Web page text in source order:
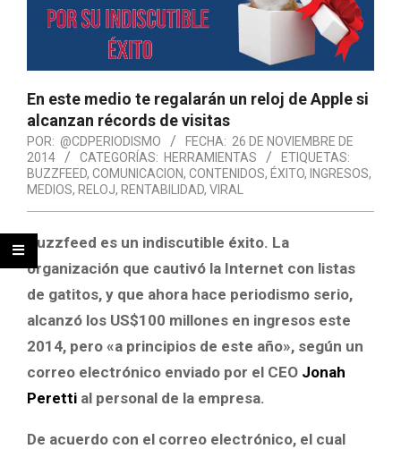
En este medio te regalarán un reloj de Apple si
alcanzan récords de visitas
POR: @CDPERIODISMO FECHA: 26 DE NOVIEMBRE DE
2014
CATEGORÍAS: HERRAMIENTAS
ETIQUETAS:
BUZZFEED, COMUNICACION, CONTENIDOS, ÉXITO, INGRESOS,
MEDIOS, RELOJ, RENTABILIDAD, VIRAL
Buzzfeed es un indiscutible éxito. La
organización que cautivó la Internet con listas
de gatitos, y que ahora hace periodismo serio,
alcanzó los US$100 millones en ingresos este
2014, pero «a principios de este año», según un
correo electrónico enviado por el CEO Jonah
Peretti al personal de la empresa.
De acuerdo con el correo electrónico, el cual